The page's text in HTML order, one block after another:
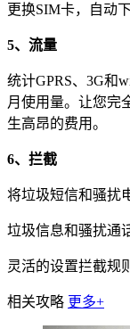
更换SIM卡，自动
5、流量
统计GPRS、3G和
月使用量。让您完
生高昂的费用。
6、拦截
将垃圾短信和骚扰
垃圾信息和骚扰通
灵活的设置拦截规
相关攻略 更多+